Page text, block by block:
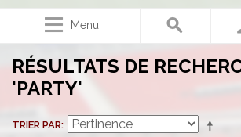
Menu
RÉSULTATS DE
'PARTY'
TRIER PAR